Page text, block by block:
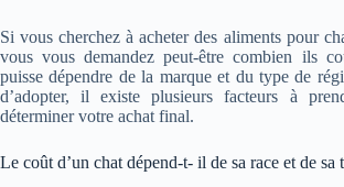
Si vous cherchez à acheter des aliments pour
vous vous demandez peut-être combien ils
puisse dépendre de la marque et du type de
d’adopter, il existe plusieurs facteurs à
déterminer votre achat final.
Le coût d’un chat dépend-t- il de sa race et de sa